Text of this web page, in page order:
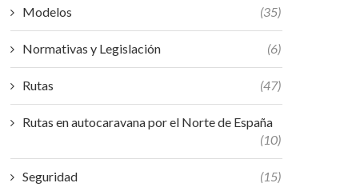
Modelos (35)
Normativas y Legislación (6)
Rutas (47)
Rutas en autocaravana por el Norte de España
(10)
Seguridad (15)